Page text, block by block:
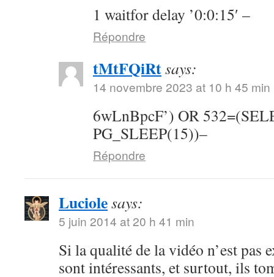
1 waitfor delay ’0:0:15′ –
Répondre
tMtFQiRtsays:
14 novembre 2023 at 10 h 45 min
6wLnBpcF’) OR
PG_SLEEP(15))–
Répondre
Luciolesays:
5 juin 2014 at 20 h 41 min
Si la qualité de la vidéo n’est pas
sont intéressants, et surtout, ils